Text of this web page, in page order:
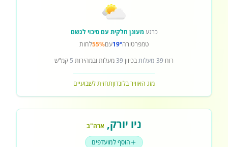
כרגעמעונן חלקית עם סיכוי לגשם
טמפרטורה19°עם55%לחות
רוח 39 מעלות בכיוון39מעלות ובמהירות 5 קמ"ש
מזג האוויר בלונדוןתחזית לשבועיים
ניו יורק, ארה"ב
הוסף למועדפים